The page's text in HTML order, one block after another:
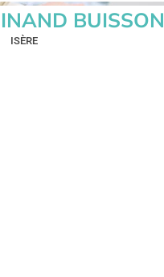
BUISSON
ISÈRE